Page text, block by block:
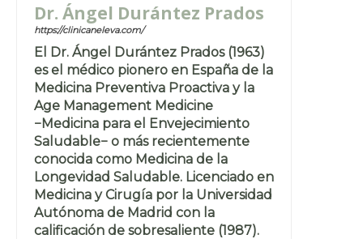
Dr. Ángel Durántez Prados
https://clinicaneleva.com/
El Dr. Ángel Durántez Prados (1963)
es el médico pionero en España de la
Medicina Preventiva Proactiva y la
Age Management Medicine
−Medicina para el Envejecimiento
Saludable− o más recientemente
conocida como Medicina de la
Longevidad Saludable. Licenciado en
Medicina y Cirugía por la Universidad
Autónoma de Madrid con la
calificación de sobresaliente (1987).